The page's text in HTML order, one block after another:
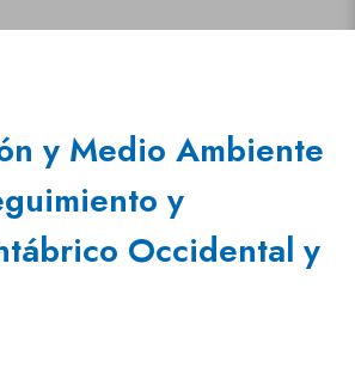
y Medio Ambiente
y
Occidental y